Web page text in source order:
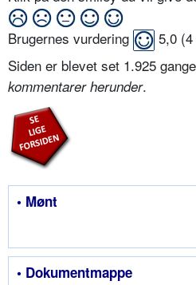
Brugernes vurdering 5,0 (4
Siden er blevet set 1.925
kommentarer herunder.
• Mønt
• Dokumentmappe